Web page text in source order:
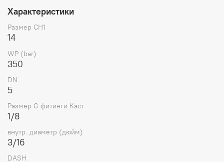
Характеристики
Артикул
802701
Характеристики
Размер CH1
14
WP (bar)
350
DN
5
Размер G фитинги Каст
1/8
внутр. диаметр (дюйм)
3/16
DASH